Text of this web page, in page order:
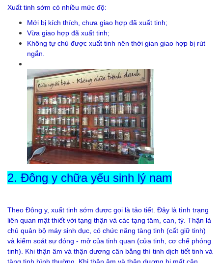
Xuất tinh sớm có nhiều mức độ:
Mới bị kích thích, chưa giao hợp đã xuất tinh;
Vừa giao hợp đã xuất tinh;
Không tự chủ được xuất tinh nên thời gian giao hợp bị rút
ngắn.
2. Đông y chữa yếu sinh lý nam
Theo Đông y, xuất tinh sớm được gọi là tảo tiết. Đây là tình trạng
liên quan mật thiết với tạng thận và các tạng tâm, can, tỳ. Thận là
chủ quản bộ máy sinh dục, có chức năng tàng tinh (cất giữ tinh)
và kiểm soát sự đóng - mở của tinh quan (cửa tinh, cơ chế phóng
tinh). Khi thận âm và thận dương cân bằng thì tinh dịch tiết tinh và
tàng tinh bình thường. Khi thận âm và thận dương bị mất cân